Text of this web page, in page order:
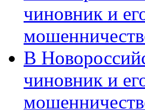
чиновник и
В
чиновник и